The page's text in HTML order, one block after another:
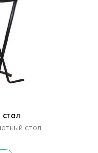
стол
стол.